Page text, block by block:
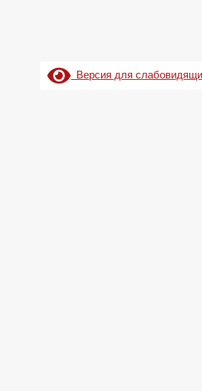
Версия для